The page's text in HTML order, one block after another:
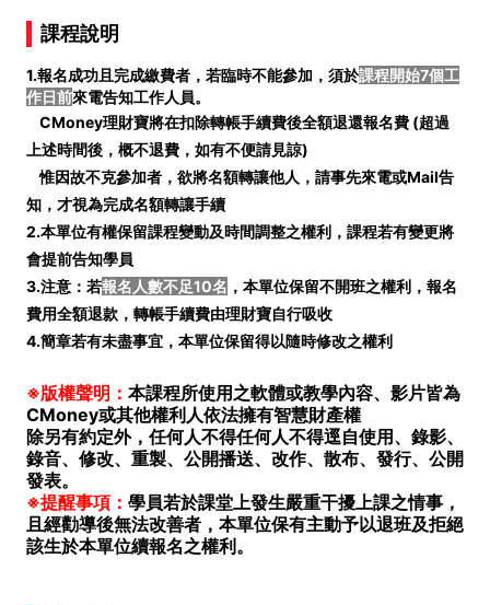
課程說明
1.報名成功且完成繳費者，若臨時不能參加，須於課程開始7個工
作日前來電告知工作人員。
CMoney理財寶將在扣除轉帳手續費後全額退還報名費 (超過
上述時間後，概不退費，如有不便請見諒)
惟因故不克參加者，欲將名額轉讓他人，請事先來電或Mail告
知，才視為完成名額轉讓手續
2.本單位有權保留課程變動及時間調整之權利，課程若有變更將
會提前告知學員
3.注意：若報名人數不足10名 ，本單位保留不開班之權利，報名
費用全額退款，轉帳手續費由理財寶自行吸收
4.簡章若有未盡事宜，本單位保留得以隨時修改之權利
※版權聲明： 本課程所使用之軟體或教學內容、影片皆為
CMoney或其他權利人依法擁有智慧財產權
除另有約定外，任何人不得任何人不得逕自使用、錄影、
錄音、修改、重製、公開播送、改作、散布、發行、公開
發表。
※提醒事項： 學員若於課堂上發生嚴重干擾上課之情事，
且經勸導後無法改善者，本單位保有主動予以退班及拒絕
該生於本單位續報名之權利。